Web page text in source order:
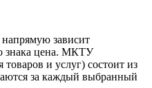
зависит
знака цена. МКТУ
и услуг) состоит из
за каждый выбранный